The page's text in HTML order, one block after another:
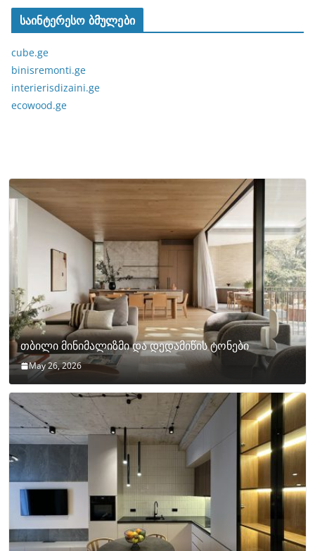
საინტერესო ბმულები
cube.ge
binisremonti.ge
interierisdizaini.ge
ecowood.ge
თბილი მინიმალიზმი და დედამიწის ტონები
May 26, 2026